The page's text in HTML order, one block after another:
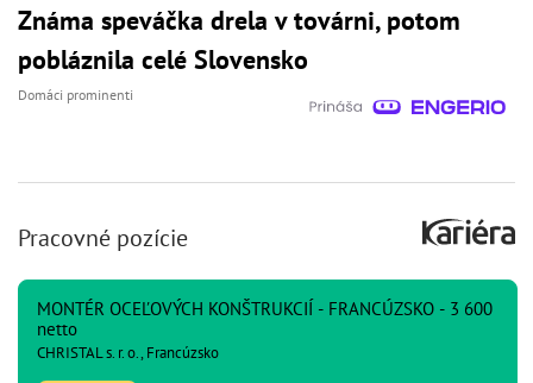
Známa speváčka drela v továrni, potom
pobláznila celé Slovensko
Domáci prominenti
Pracovné pozície
MONTÉR OCEĽOVÝCH KONŠTRUKCIÍ - FRANCÚZSKO - 3 600
netto
CHRISTAL s. r. o., Francúzsko